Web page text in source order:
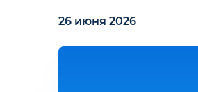
26 июня 2026